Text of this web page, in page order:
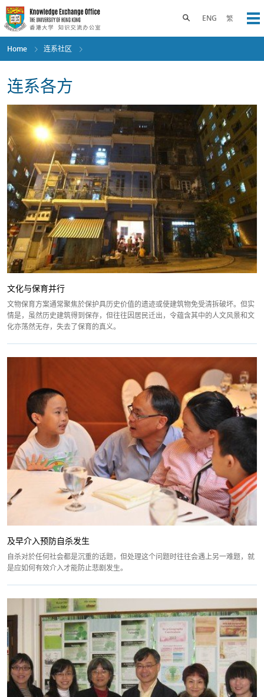
Skip
to
main
content
ENG 繁
Toggle search panel
Home 连系社区
连系各方
文化与保育并行
文物保育方案通常聚焦於保护具历史价值的遗迹或使建筑物免受清拆破坏。但实
情是，虽然历史建筑得到保存，但往往因居民迁出，令蕴含其中的人文风景和文
化亦荡然无存，失去了保育的真义。
及早介入预防自杀发生
自杀对於任何社会都是沉重的话题，但处理这个问题时往往会遇上另一难题，就
是应如何有效介入才能防止悲剧发生。